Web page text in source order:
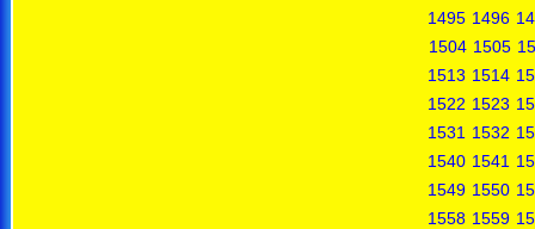
1495 1496
1504 1505
1513 1514
1522 1523
1531 1532
1540 1541
1549 1550
1558 1559